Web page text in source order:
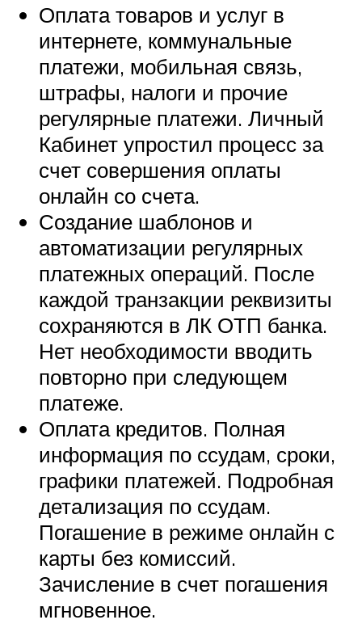
Оплата товаров и услуг в
интернете, коммунальные
платежи, мобильная связь,
штрафы, налоги и прочие
регулярные платежи. Личный
Кабинет упростил процесс за
счет совершения оплаты
онлайн со счета.
Создание шаблонов и
автоматизации регулярных
платежных операций. После
каждой транзакции реквизиты
сохраняются в ЛК ОТП банка.
Нет необходимости вводить
повторно при следующем
платеже.
Оплата кредитов. Полная
информация по ссудам, сроки,
графики платежей. Подробная
детализация по ссудам.
Погашение в режиме онлайн с
карты без комиссий.
Зачисление в счет погашения
мгновенное.